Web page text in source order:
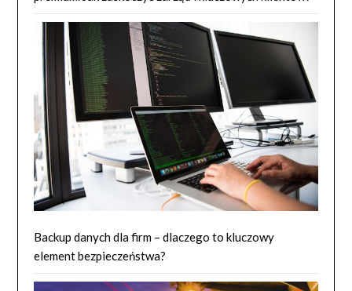
Backup danych dla firm – dlaczego to kluczowy
element bezpieczeństwa?